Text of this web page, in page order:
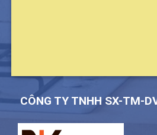
CÔNG TY TNHH SX-TM-